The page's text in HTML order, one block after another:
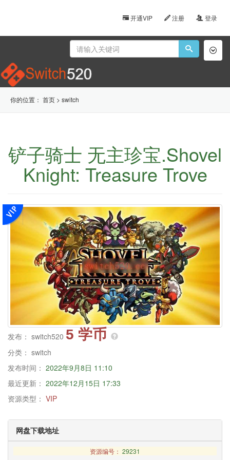
开通VIP 注册 登录
你的位置： 首页 > switch
铲子骑士 无主珍宝.Shovel
Knight: Treasure Trove
发布： switch520 5 学币
分类： switch
发布时间： 2022年9月8日 11:10
最近更新： 2022年12月15日 17:33
资源类型： VIP
网盘下载地址
资源编号： 29231